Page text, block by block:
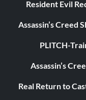
Resident Evil
Assassin’s Creed
PLITCH-
Assassin’s
Real Return to